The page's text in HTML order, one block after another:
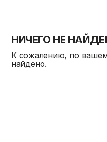
НИЧЕГО НЕ
К сожалению, по
найдено.